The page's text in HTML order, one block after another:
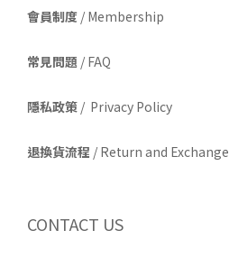
會員制度 / Membership
常見問題 / FAQ
隱私政策 / Privacy Policy
退換貨流程 / Return and Exchange
CONTACT US